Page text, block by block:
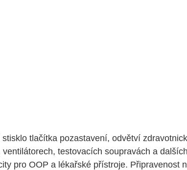
tlačítka pozastavení, odvětví
testovacích soupravách a
pro OOP a lékařské přístroje. Připravenost